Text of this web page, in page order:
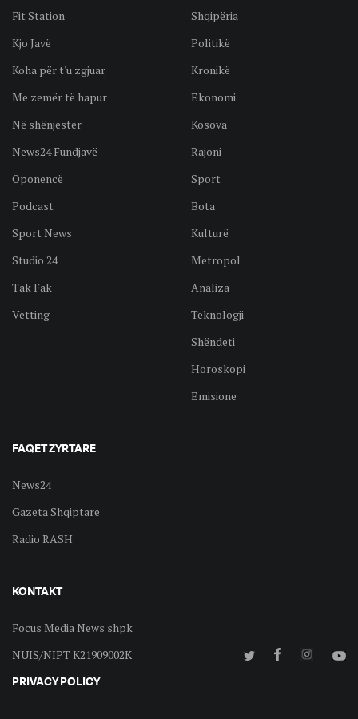
Fit Station
Kjo Javë
Koha për t'u zgjuar
Me zemër të hapur
Në shënjester
News24 Fundjavë
Oponencë
Podcast
Sport News
Studio 24
Tak Fak
Vetting
Shqipëria
Politikë
Kronikë
Ekonomi
Kosova
Rajoni
Sport
Bota
Kulturë
Metropol
Analiza
Teknologji
Shëndeti
Horoskopi
Emisione
FAQET ZYRTARE
News24
Gazeta Shqiptare
Radio RASH
KONTAKT
Focus Media News shpk
NUIS/NIPT K21909002K
PRIVACY POLICY